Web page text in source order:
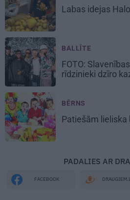
Labas idejas
BALLĪTE
FOTO:
rīdzinieki dzīro
BĒRNS
Patiešām lieliska
PADALIES AR
FACEBOOK